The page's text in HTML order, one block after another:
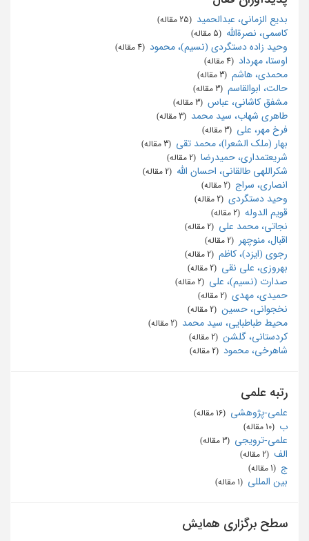
بدیع الزمانی، عبدالحمید
کاسمی، نصرةالله
وحید زاده دستگردی (نسیم)، محمود
اوستا، مهرداد
محمدی، هاشم
حالت، ابوالقاسم
مشفق کاشانی، عباس
طاهری شهاب، سید محمد
فرخ مهر، علی
بهار (ملک الشعرا)، محمد تقی
شریعتمداری، حمیدرضا
شکراللهی طالقانی، احسان الله
انصاری، سراج
وحید دستگردی
قویم الدوله
نجاتی، محمد علی
اقبال، منوچهر
رجوی (ایزد)، کاظم
بهروزی، علی نقی
صدارت (نسیم)، علی
حمیدی، مهدی
نخجوانی، حسین
محیط طباطبایی، سید محمد
کردستانی، گلشن
شاهرخی، محمود
رتبه علمی
علمی-پژوهشی
ب
علمی-ترویجی
الف
ج
بین المللی
سطح برگزاری همایش